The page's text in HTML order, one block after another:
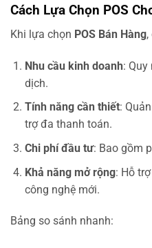
Cách Lựa Chọn POS
Khi lựa chọn POS Bán Hàng
Nhu cầu kinh doanh:
dịch.
Tính năng cần thiết:
trợ đa thanh toán.
Chi phí đầu tư: Bao gồm
Khả năng mở rộng: Hỗ
công nghệ mới.
Bảng so sánh nhanh: